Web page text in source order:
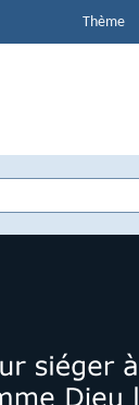
Thème